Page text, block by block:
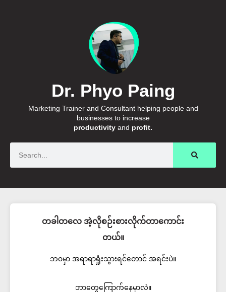
Dr. Phyo Paing
Marketing Trainer and Consultant helping people and
businesses to increase
productivity and profit.
တခါတလေ အဲ့လိုစဉ်းစားလိုက်တာကောင်း
တယ်။
ဘ၀မှာ အရာရာရှုံးသွားရင်တောင် အရင်းပဲ။
ဘာတွေကြောက်နေမှာလဲ။